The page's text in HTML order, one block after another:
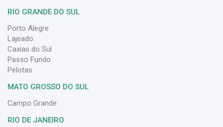
RIO GRANDE DO SUL
Porto Alegre
Lajeado
Caxias do Sul
Passo Fundo
Pelotas
MATO GROSSO DO SUL
Campo Grande
RIO DE JANEIRO